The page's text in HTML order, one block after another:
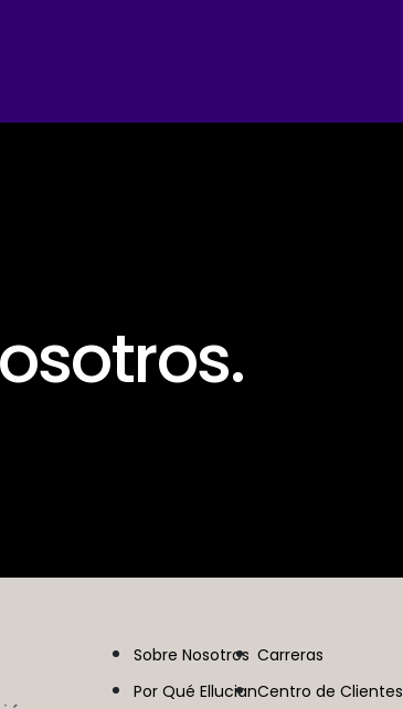
Sobre Nosotros
Por Qué Ellucian
Carreras
Centro de Clientes